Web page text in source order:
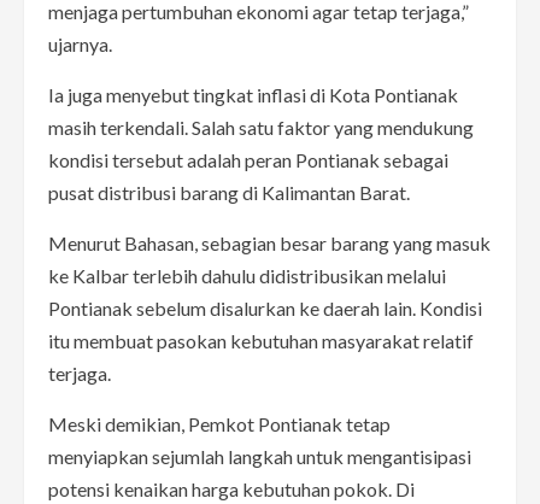
menjaga pertumbuhan ekonomi agar tetap terjaga,”
ujarnya.
Ia juga menyebut tingkat inflasi di Kota Pontianak
masih terkendali. Salah satu faktor yang mendukung
kondisi tersebut adalah peran Pontianak sebagai
pusat distribusi barang di Kalimantan Barat.
Menurut Bahasan, sebagian besar barang yang masuk
ke Kalbar terlebih dahulu didistribusikan melalui
Pontianak sebelum disalurkan ke daerah lain. Kondisi
itu membuat pasokan kebutuhan masyarakat relatif
terjaga.
Meski demikian, Pemkot Pontianak tetap
menyiapkan sejumlah langkah untuk mengantisipasi
potensi kenaikan harga kebutuhan pokok. Di